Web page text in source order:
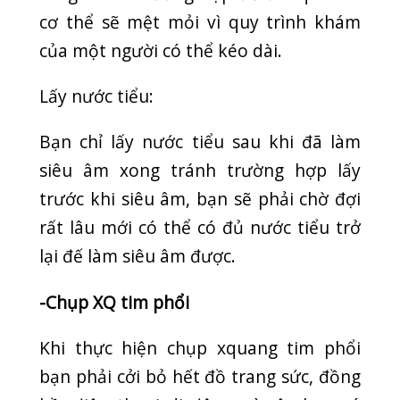
KHÁM CHỮA BỆNH NGOẠI TRÚ
Tập trung khám ngoại trú với
các chuyên khoa khác nhau.
Bệnh nhân đăng kí khám sẽ
được bảo hiểm y tế chi trả ở
mức cao nhất.
Phòng Khám Quang Thanh
Thôn Câu Hạ A, xã Quang